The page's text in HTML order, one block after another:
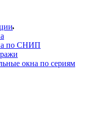
по СНИП
окна по сериям